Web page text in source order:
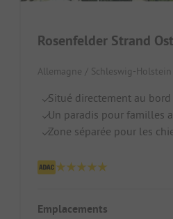
Allemagne / Schleswig-
Situé directement au
Un paradis pour familles
Zone séparée pour les
Emplacements